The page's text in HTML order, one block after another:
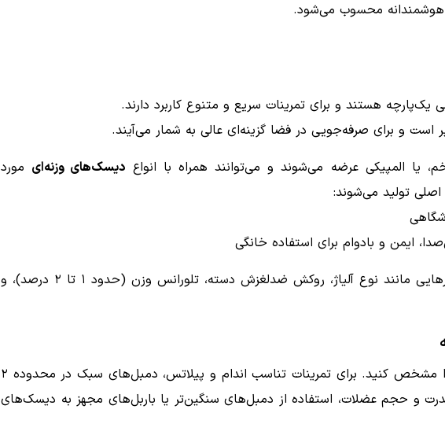
محسوب می‌شود.
هستند و برای تمرینات سریع و متنوع کاربرد دارند.
است و برای صرفه‌جویی در فضا گزینه‌ای عالی به شمار می‌آیند.
یا المپیکی عرضه می‌شوند و می‌توانند همراه با انواع دیسک‌های وزنه‌ای مورد
تولید می‌شوند:
ایمن و بادوام برای استفاده خانگی
در هنگام خرید دمبل و وزنه، توجه به فاکتورهایی مانند نوع آلیاژ، روکش ضدلغزش دسته، تلورانس وزن (حدود ۱ تا ۲ درصد)، و
پیش از خرید، بهتر است هدف تمرینی خود را مشخص کنید. برای تمرینات تناسب اندام و پیلاتس، دمبل‌های سبک در محدوده ۲
قدرت و حجم عضلات، استفاده از دمبل‌های سنگین‌تر یا باربل‌های مجهز به دیسک‌های